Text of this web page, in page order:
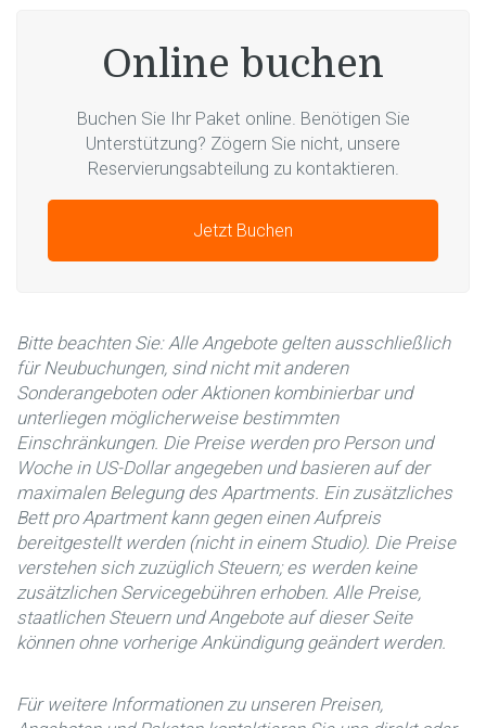
Online buchen
Buchen Sie Ihr Paket online. Benötigen Sie
Unterstützung? Zögern Sie nicht, unsere
Reservierungsabteilung zu kontaktieren.
Jetzt Buchen
Bitte beachten Sie: Alle Angebote gelten ausschließlich
für Neubuchungen, sind nicht mit anderen
Sonderangeboten oder Aktionen kombinierbar und
unterliegen möglicherweise bestimmten
Einschränkungen. Die Preise werden pro Person und
Woche in US-Dollar angegeben und basieren auf der
maximalen Belegung des Apartments. Ein zusätzliches
Bett pro Apartment kann gegen einen Aufpreis
bereitgestellt werden (nicht in einem Studio). Die Preise
verstehen sich zuzüglich Steuern; es werden keine
zusätzlichen Servicegebühren erhoben. Alle Preise,
staatlichen Steuern und Angebote auf dieser Seite
können ohne vorherige Ankündigung geändert werden.
Für weitere Informationen zu unseren Preisen,